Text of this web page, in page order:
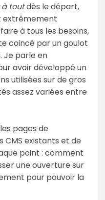
à toutdès le départ,
extrêmement
à tous les besoins,
coincé par un goulot
Je parle en
avoir développé un
utilisées sur de gros
assez variées entre
pages de
CMS existants et de
point : comment
une ouverture sur
pour pouvoir la